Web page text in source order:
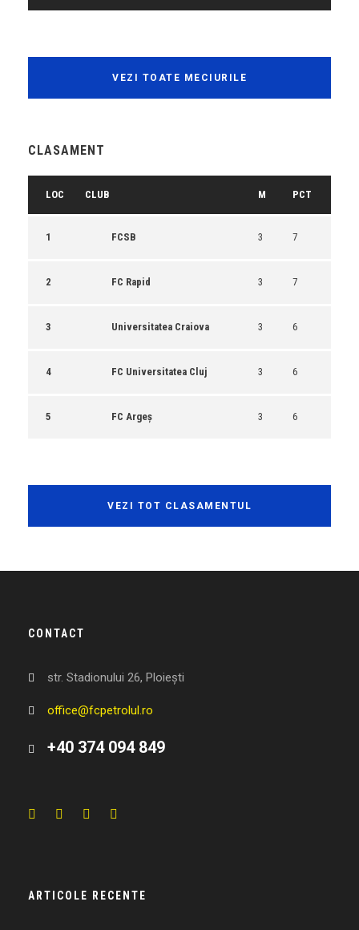
VEZI TOATE MECIURILE
CLASAMENT
LOC CLUB M PCT
1 FCSB 3 7
2 FC Rapid 3 7
3 Universitatea Craiova 3 6
4 FC Universitatea Cluj 3 6
5 FC Argeș 3 6
VEZI TOT CLASAMENTUL
CONTACT
str. Stadionului 26, Ploiești
office@fcpetrolul.ro
+40 374 094 849
ARTICOLE RECENTE